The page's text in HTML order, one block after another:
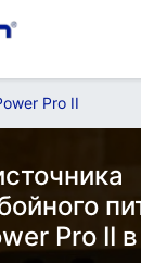
Pro II
Pro II